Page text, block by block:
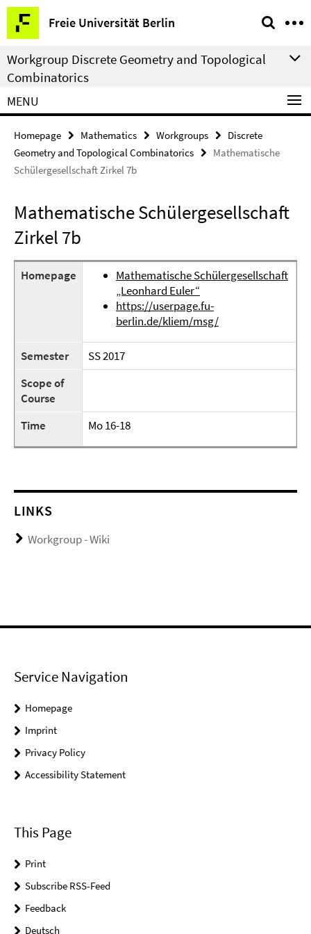
Springe
direkt
zu
Inhalt
Freie Universität Berlin
Service
Navigation
Workgroup Discrete Geometry and Topological
Combinatorics
MENU
Homepage Mathematics Workgroups
Discrete
Geometry and Topological Combinatorics
Mathematische
Schülergesellschaft Zirkel 7b
Mathematische Schülergesellschaft
Zirkel 7b
Homepage
Mathematische Schülergesellschaft
„Leonhard Euler“
https://userpage.fu-
berlin.de/kliem/msg/
Semester
SS 2017
Scope of
Course
Time
Mo 16-18
LINKS
Workgroup - Wiki
Service Navigation
Homepage
Imprint
Privacy Policy
Accessibility Statement
This Page
Print
Subscribe RSS-Feed
Feedback
Deutsch